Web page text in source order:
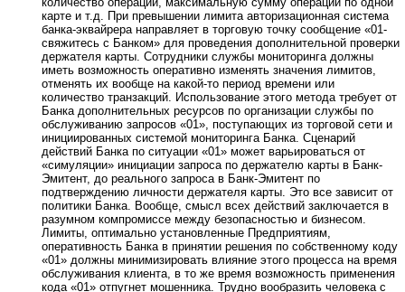
карте и т.д. При превышении лимита авторизационная система
банка-эквайрера направляет в торговую точку сообщение «01-
свяжитесь с Банком» для проведения дополнительной проверки
держателя карты. Сотрудники службы мониторинга должны
иметь возможность оперативно изменять значения лимитов,
отменять их вообще на какой-то период времени или
количество транзакций. Использование этого метода требует от
Банка дополнительных ресурсов по организации службы по
обслуживанию запросов «01», поступающих из торговой сети и
инициированных системой мониторинга Банка. Сценарий
действий Банка по ситуации «01» может варьироваться от
«симуляции» инициации запроса по держателю карты в Банк-
Эмитент, до реального запроса в Банк-Эмитент по
подтверждению личности держателя карты. Это все зависит от
политики Банка. Вообще, смысл всех действий заключается в
разумном компромиссе между безопасностью и бизнесом.
Лимиты, оптимально установленные Предприятиям,
оперативность Банка в принятии решения по собственному коду
«01» должны минимизировать влияние этого процесса на время
обслуживания клиента, в то же время возможность применения
кода «01» отпугнет мошенника. Трудно вообразить человека с